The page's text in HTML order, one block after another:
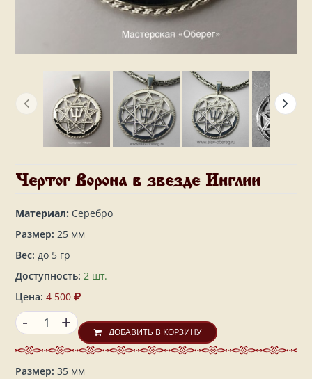
Чертог Ворона в звезде Инглии
Материал: Серебро
Размер: 25 мм
Вес: до 5 гр
Доступность: 2 шт.
Цена: 4 500
+
- ДОБАВИТЬ В КОРЗИНУ
Размер: 35 мм